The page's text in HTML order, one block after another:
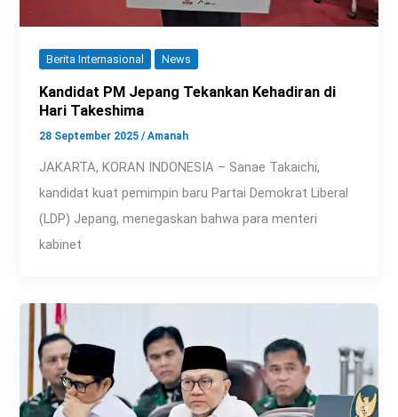
Berita Internasional News
Kandidat PM Jepang Tekankan Kehadiran di
Hari Takeshima
28 September 2025/Amanah
JAKARTA, KORAN INDONESIA – Sanae Takaichi,
kandidat kuat pemimpin baru Partai Demokrat Liberal
(LDP) Jepang, menegaskan bahwa para menteri
kabinet